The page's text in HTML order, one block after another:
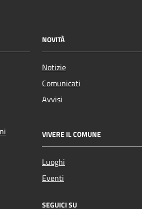
NOVITÀ
Notizie
Comunicati
Avvisi
VIVERE IL COMUNE
Luoghi
Eventi
SEGUICI SU